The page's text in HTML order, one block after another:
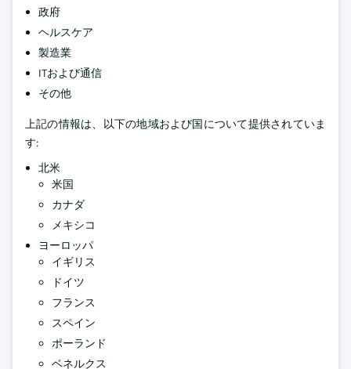
政府
ヘルスケア
製造業
ITおよび通信
その他
上記の情報は、以下の地域および国について提供されていま
す:
北米
米国
カナダ
メキシコ
ヨーロッパ
イギリス
ドイツ
フランス
スペイン
ポーランド
ベネルクス